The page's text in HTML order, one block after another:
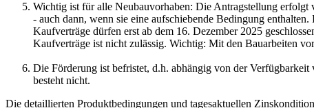
Wichtig ist für alle Neubauvorhaben: Die Antragstellung erfolgt
- auch dann, wenn sie eine aufschiebende Bedingung
Kaufverträge dürfen erst ab dem 16. Dezember 2025
Kaufverträge ist nicht zulässig. Wichtig: Mit den Bauarbeiten
Die Förderung ist befristet, d.h. abhängig von der
besteht nicht.
Die detaillierten Produktbedingungen und tagesaktuellen